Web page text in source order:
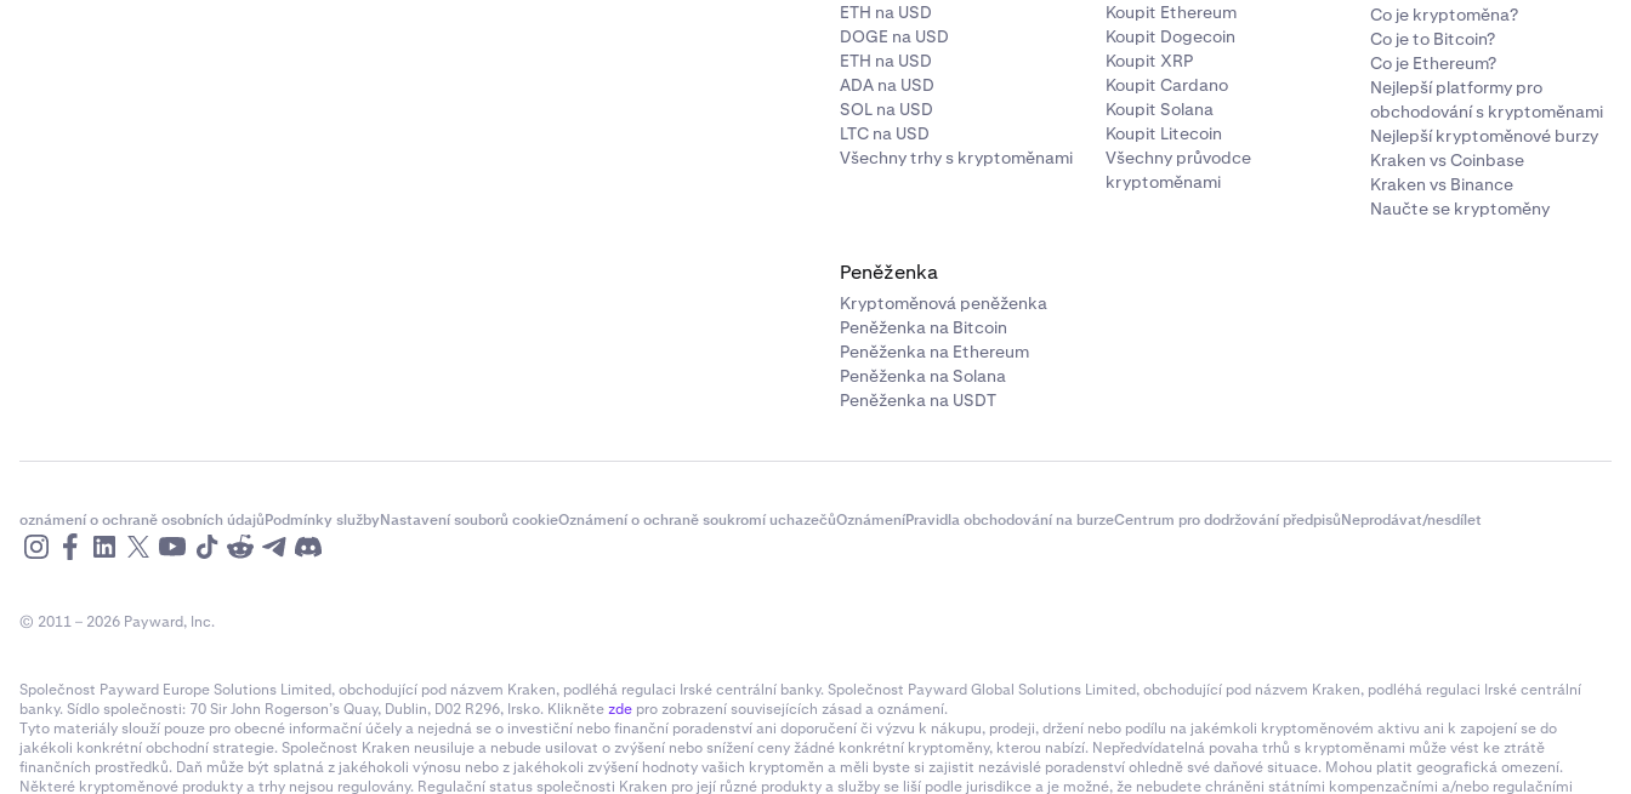
ETH na USD
DOGE na USD
ETH na USD
ADA na USD
SOL na USD
LTC na USD
Všechny trhy s kryptoměnami
Koupit Ethereum
Koupit Dogecoin
Koupit XRP
Koupit Cardano
Koupit Solana
Koupit Litecoin
Všechny průvodce
kryptoměnami
Co je kryptoměna?
Co je to Bitcoin?
Co je Ethereum?
Nejlepší platformy pro
obchodování s kryptoměnami
Nejlepší kryptoměnové burzy
Kraken vs Coinbase
Kraken vs Binance
Naučte se kryptoměny
Peněženka
Kryptoměnová peněženka
Peněženka na Bitcoin
Peněženka na Ethereum
Peněženka na Solana
Peněženka na USDT
oznámení o ochraně osobních údajůPodmínky službyNastavení souborů cookieOznámení o ochraně soukromí uchazečůOznámeníPravidla obchodování na burzeCentrum pro dodržování předpisůNeprodávat/nesdílet
© 2011 – 2026 Payward, Inc.
Společnost Payward Europe Solutions Limited, obchodující pod názvem Kraken, podléhá regulaci Irské centrální banky. Společnost Payward Global Solutions Limited, obchodující pod názvem Kraken, podléhá regulaci Irské centrální
banky. Sídlo společnosti: 70 Sir John Rogerson’s Quay, Dublin, D02 R296, Irsko. Kliknětezde pro zobrazení souvisejících zásad a oznámení.
Tyto materiály slouží pouze pro obecné informační účely a nejedná se o investiční nebo finanční poradenství ani doporučení či výzvu k nákupu, prodeji, držení nebo podílu na jakémkoli kryptoměnovém aktivu ani k zapojení se do
jakékoli konkrétní obchodní strategie. Společnost Kraken neusiluje a nebude usilovat o zvýšení nebo snížení ceny žádné konkrétní kryptoměny, kterou nabízí. Nepředvídatelná povaha trhů s kryptoměnami může vést ke ztrátě
finančních prostředků. Daň může být splatná z jakéhokoli výnosu nebo z jakéhokoli zvýšení hodnoty vašich kryptoměn a měli byste si zajistit nezávislé poradenství ohledně své daňové situace. Mohou platit geografická omezení.
Některé kryptoměnové produkty a trhy nejsou regulovány. Regulační status společnosti Kraken pro její různé produkty a služby se liší podle jurisdikce a je možné, že nebudete chráněni státními kompenzačními a/nebo regulačními